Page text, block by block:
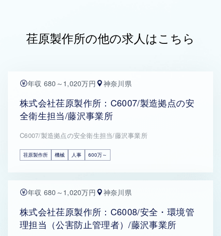
荏原製作所の他の求人はこちら
年収 680～1,020万円 神奈川県
株式会社荏原製作所：C6007/製造拠点の安
全衛生担当/藤沢事業所
C6007/製造拠点の安全衛生担当/藤沢事業所
荏原製作所 機械 人事 600万～
年収 680～1,020万円 神奈川県
株式会社荏原製作所：C6008/安全・環境管
理担当（公害防止管理者）/藤沢事業所